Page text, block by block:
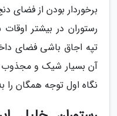
برخوردار بودن از فضای
رستوران در بیشتر
تپه اجاق باشی فضای
آن بسیار شیک و مجذوب
نگاه اول توجه همگان